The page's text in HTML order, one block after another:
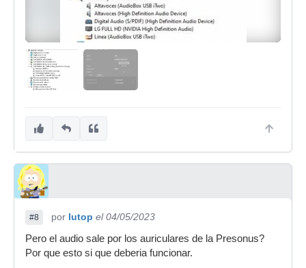
#8 por lutop el 04/05/2023
Pero el audio sale por los auriculares de la Presonus?
Por que esto si que deberia funcionar.